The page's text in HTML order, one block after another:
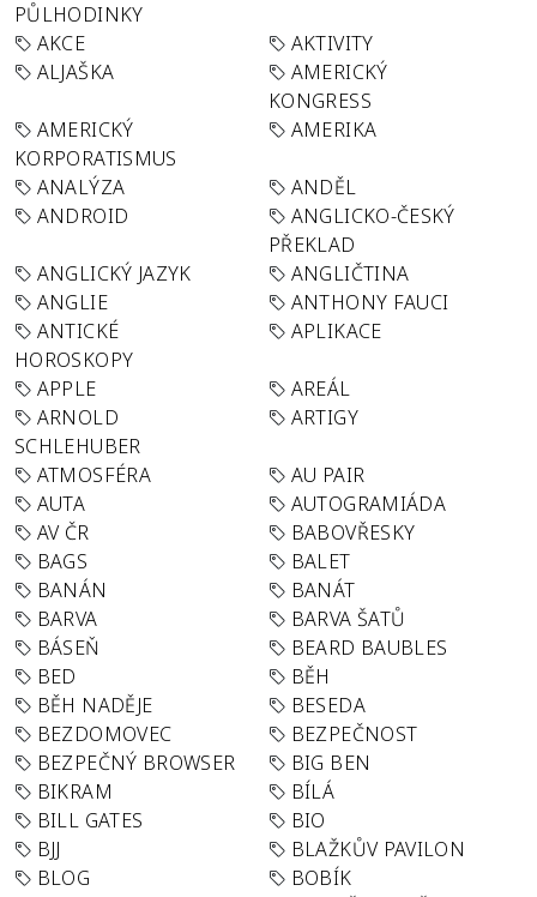
PŮLHODINKY
AKCE
AKTIVITY
ALJAŠKA
AMERICKÝ
KONGRESS
AMERICKÝ
KORPORATISMUS
AMERIKA
ANALÝZA
ANDĚL
ANDROID
ANGLICKO-ČESKÝ
PŘEKLAD
ANGLICKÝ JAZYK
ANGLIČTINA
ANGLIE
ANTHONY FAUCI
ANTICKÉ
HOROSKOPY
APLIKACE
APPLE
AREÁL
ARNOLD
SCHLEHUBER
ARTIGY
ATMOSFÉRA
AU PAIR
AUTA
AUTOGRAMIÁDA
AV ČR
BABOVŘESKY
BAGS
BALET
BANÁN
BANÁT
BARVA
BARVA ŠATŮ
BÁSEŇ
BEARD BAUBLES
BED
BĚH
BĚH NADĚJE
BESEDA
BEZDOMOVEC
BEZPEČNOST
BEZPEČNÝ BROWSER
BIG BEN
BIKRAM
BÍLÁ
BILL GATES
BIO
BJJ
BLAŽKŮV PAVILON
BLOG
BOBÍK